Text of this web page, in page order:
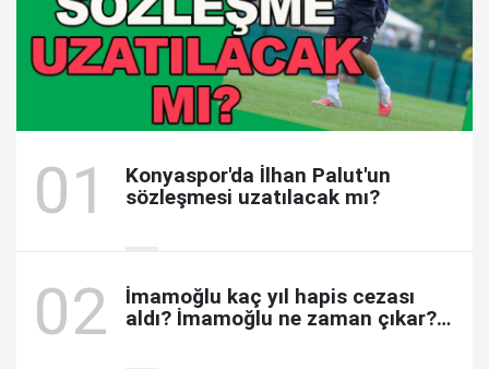
Konyaspor'da İlhan Palut'un
sözleşmesi uzatılacak mı?
İmamoğlu kaç yıl hapis cezası
aldı? İmamoğlu ne zaman çıkar?